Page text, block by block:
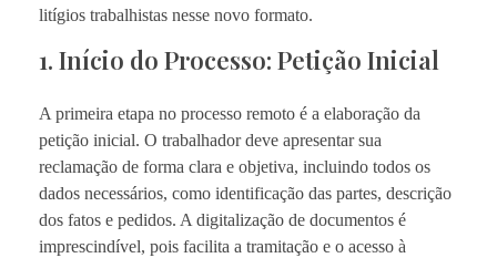
litígios trabalhistas nesse novo formato.
1. Início do Processo: Petição Inicial
A primeira etapa no processo remoto é a elaboração da
petição inicial. O trabalhador deve apresentar sua
reclamação de forma clara e objetiva, incluindo todos os
dados necessários, como identificação das partes, descrição
dos fatos e pedidos. A digitalização de documentos é
imprescindível, pois facilita a tramitação e o acesso à